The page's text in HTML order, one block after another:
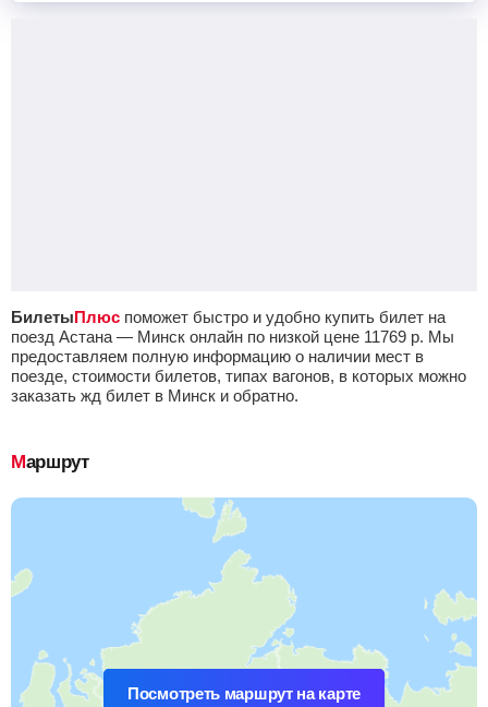
БилетыПлюс поможет быстро и удобно купить билет на
поезд Астана — Минск онлайн по низкой цене 11769 р. Мы
предоставляем полную информацию о наличии мест в
поезде, стоимости билетов, типах вагонов, в которых можно
заказать жд билет в Минск и обратно.
Маршрут
Посмотреть маршрут на карте